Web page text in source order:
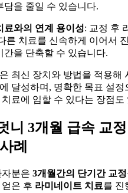
담을 줄일 수 있습니다.
료와의 연계 용이성: 교정 후
른 치료를 신속하게 이어서
간을 단축할 수 있습니다.
최신 장치와 방법을 적용해
달성하며, 명확한 목표 설정
치료에 임할 수 있다는 장점도
니 3개월 급속 교
례
분은 3개월간의 단기간 교정
은 후 라미네이트 치료를 진